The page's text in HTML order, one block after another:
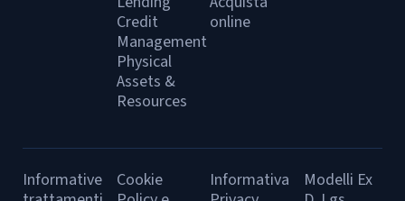
Credit
Management
Physical
Assets &
Resources
online
Informative
Cookie
Informativa
Modelli Ex